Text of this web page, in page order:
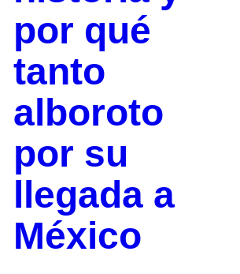
por qué
tanto
alboroto
por su
llegada a
México